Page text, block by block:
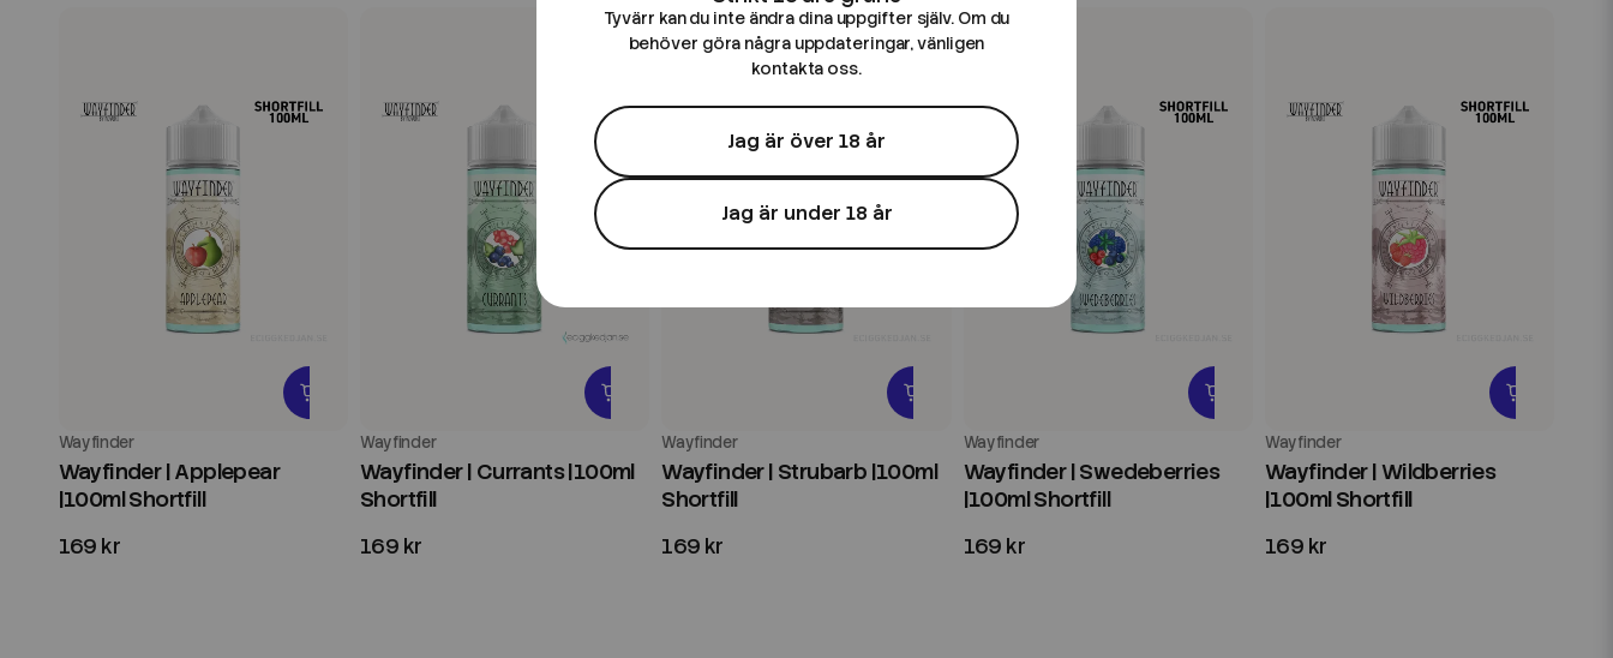
Wayfinder
Wayfinder | Applepear
|100ml Shortfill
169 kr
Wayfinder
Wayfinder | Currants |100ml
Shortfill
169 kr
Wayfinder
Wayfinder | Strubarb |100ml
Shortfill
169 kr
Wayfinder
Wayfinder | Swedeberries
|100ml Shortfill
169 kr
Wayfinder
Wayfinder | Wildberries
|100ml Shortfill
169 kr
Tyvärr kan du inte ändra dina uppgifter själv. Om du
behöver göra några uppdateringar, vänligen
kontakta oss.
Jag är över 18 år
Jag är under 18 år